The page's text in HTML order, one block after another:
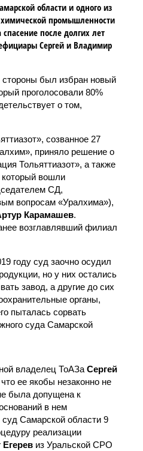
области и одного из
промышленности
после долгих лет
Сергей и Владимир
стороны был избран новый
проголосовали 80%
о том,
созванное 27
приняло решение о
Тольяттиазот», а также
который вошли
СД,
вопросам «Уралхима»),
Карамашев.
возглавлявший филиал
году суд заочно осудил
но у них остались
завод, а другие до сих
органы,
пыталась сорвать
суда Самарской
владелец ТоАЗа Сергей
ее якобы незаконно не
была допущена к
в нем
Самарской области 9
реализации
из Уральской СРО